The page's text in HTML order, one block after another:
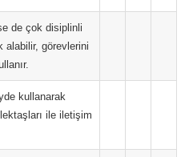
de çok disiplinli
alabilir, görevlerini
kullanarak
ile iletişim